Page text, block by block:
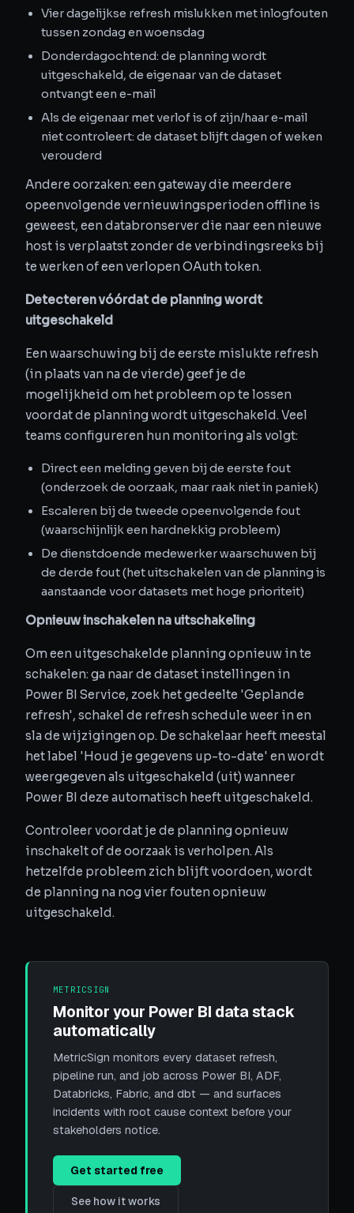
Vier dagelijkse refresh mislukken met inlogfouten
tussen zondag en woensdag
Donderdagochtend: de planning wordt
uitgeschakeld, de eigenaar van de dataset
ontvangt een e-mail
Als de eigenaar met verlof is of zijn/haar e-mail
niet controleert: de dataset blijft dagen of weken
verouderd
Andere oorzaken: een gateway die meerdere
opeenvolgende vernieuwingsperioden offline is
geweest, een databronserver die naar een nieuwe
host is verplaatst zonder de verbindingsreeks bij
te werken of een verlopen OAuth token.
Detecteren vóórdat de planning wordt
uitgeschakeld
Een waarschuwing bij de eerste mislukte refresh
(in plaats van na de vierde) geef je de
mogelijkheid om het probleem op te lossen
voordat de planning wordt uitgeschakeld. Veel
teams configureren hun monitoring als volgt:
Direct een melding geven bij de eerste fout
(onderzoek de oorzaak, maar raak niet in paniek)
Escaleren bij de tweede opeenvolgende fout
(waarschijnlijk een hardnekkig probleem)
De dienstdoende medewerker waarschuwen bij
de derde fout (het uitschakelen van de planning is
aanstaande voor datasets met hoge prioriteit)
Opnieuw inschakelen na uitschakeling
Om een uitgeschakelde planning opnieuw in te
schakelen: ga naar de dataset instellingen in
Power BI Service, zoek het gedeelte 'Geplande
refresh', schakel de refresh schedule weer in en
sla de wijzigingen op. De schakelaar heeft meestal
het label 'Houd je gegevens up-to-date' en wordt
weergegeven als uitgeschakeld (uit) wanneer
Power BI deze automatisch heeft uitgeschakeld.
Controleer voordat je de planning opnieuw
inschakelt of de oorzaak is verholpen. Als
hetzelfde probleem zich blijft voordoen, wordt
de planning na nog vier fouten opnieuw
uitgeschakeld.
METRICSIGN
Monitor your Power BI data stack
automatically
MetricSign monitors every dataset refresh,
pipeline run, and job across Power BI, ADF,
Databricks, Fabric, and dbt — and surfaces
incidents with root cause context before your
stakeholders notice.
Get started free
See how it works